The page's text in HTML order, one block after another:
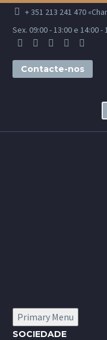
+ 351 213 241 470
Sex. 09:00 - 13:00 e 14:00 -
Contacte-nos
Primary Menu
SOCIEDADE